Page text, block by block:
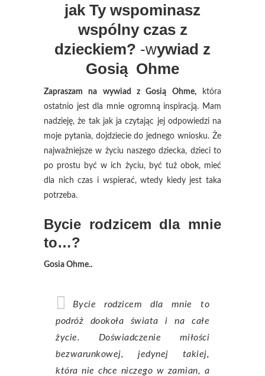
jak Ty wspominasz
wspólny czas z
dzieckiem? -wywiad z
Gosią Ohme
Zapraszam na wywiad z Gosią Ohme,która
ostatnio jest dla mnie ogromną inspiracją. Mam
nadzieję, że tak jak ja czytając jej odpowiedzi na
moje pytania, dojdziecie do jednego wniosku. Że
najważniejsze w życiu naszego dziecka, dzieci to
po prostu być w ich życiu, być tuż obok, mieć
dla nich czas i wspierać, wtedy kiedy jest taka
potrzeba.
Bycie rodzicem dla mnie
to…?
Gosia Ohme..
Bycie rodzicem dla mnie to
podróż dookoła świata i na całe
życie. Doświadczenie miłości
bezwarunkowej, jedynej takiej,
która nie chce niczego w zamian, a